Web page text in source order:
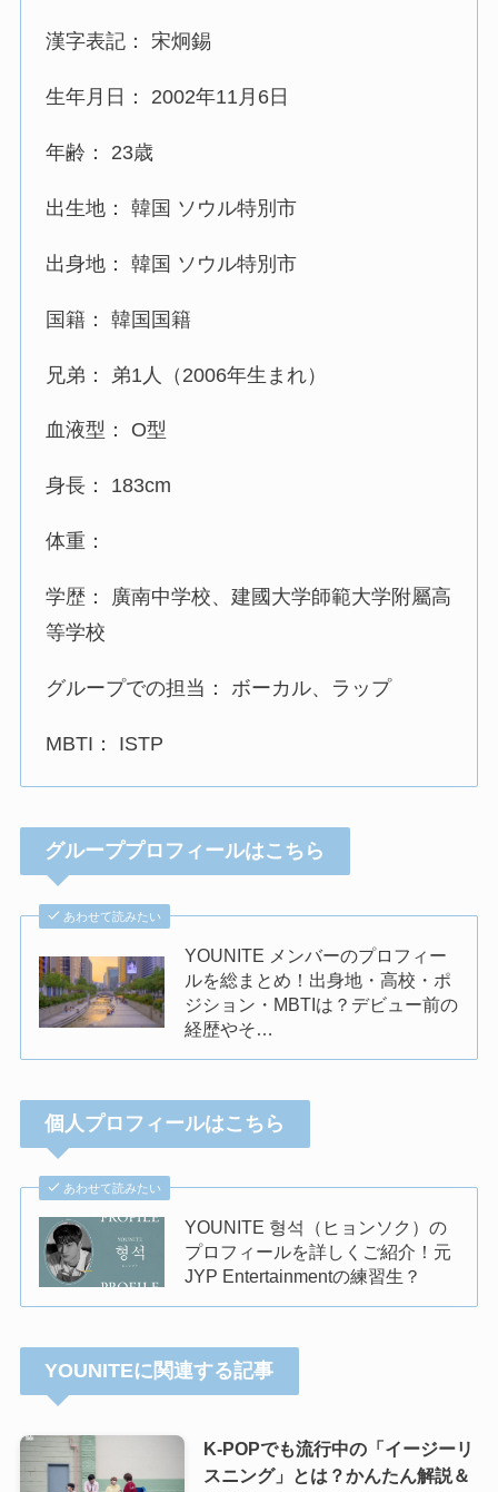
漢字表記： 宋炯錫
生年月日： 2002年11月6日
年齢： 23歳
出生地： 韓国 ソウル特別市
出身地： 韓国 ソウル特別市
国籍： 韓国国籍
兄弟： 弟1人（2006年生まれ）
血液型： O型
身長： 183cm
体重：
学歴： 廣南中学校、建國大学師範大学附屬高
等学校
グループでの担当： ボーカル、ラップ
MBTI： ISTP
グループプロフィールはこちら
あわせて読みたい
YOUNITE メンバーのプロフィー
ルを総まとめ！出身地・高校・ポ
ジション・MBTIは？デビュー前の
経歴やそ…
個人プロフィールはこちら
あわせて読みたい
YOUNITE 형석（ヒョンソク）の
プロフィールを詳しくご紹介！元
JYP Entertainmentの練習生？
YOUNITEに関連する記事
K-POPでも流行中の「イージーリ
スニング」とは？かんたん解説＆